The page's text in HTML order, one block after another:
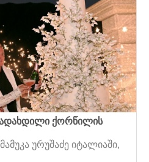
ქორწილის
ურუშაძე იტალიაში,